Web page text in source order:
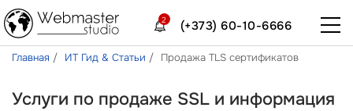
(+373) 60-10-6666
2
Главная ИТ Гид & Статьи Продажа TLS сертификатов
Услуги по продаже SSL и информация